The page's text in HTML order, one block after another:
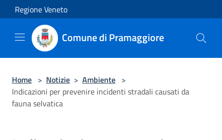
Salta al contenuto principale
Regione Veneto
Comune di Pramaggiore
Home > Notizie > Ambiente >
Indicazioni per prevenire incidenti stradali causati da
fauna selvatica